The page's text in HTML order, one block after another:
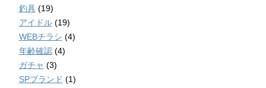
釣具(19)
アイドル(19)
WEBチラシ (4)
年齢確認(4)
ガチャ (3)
SPブランド (1)